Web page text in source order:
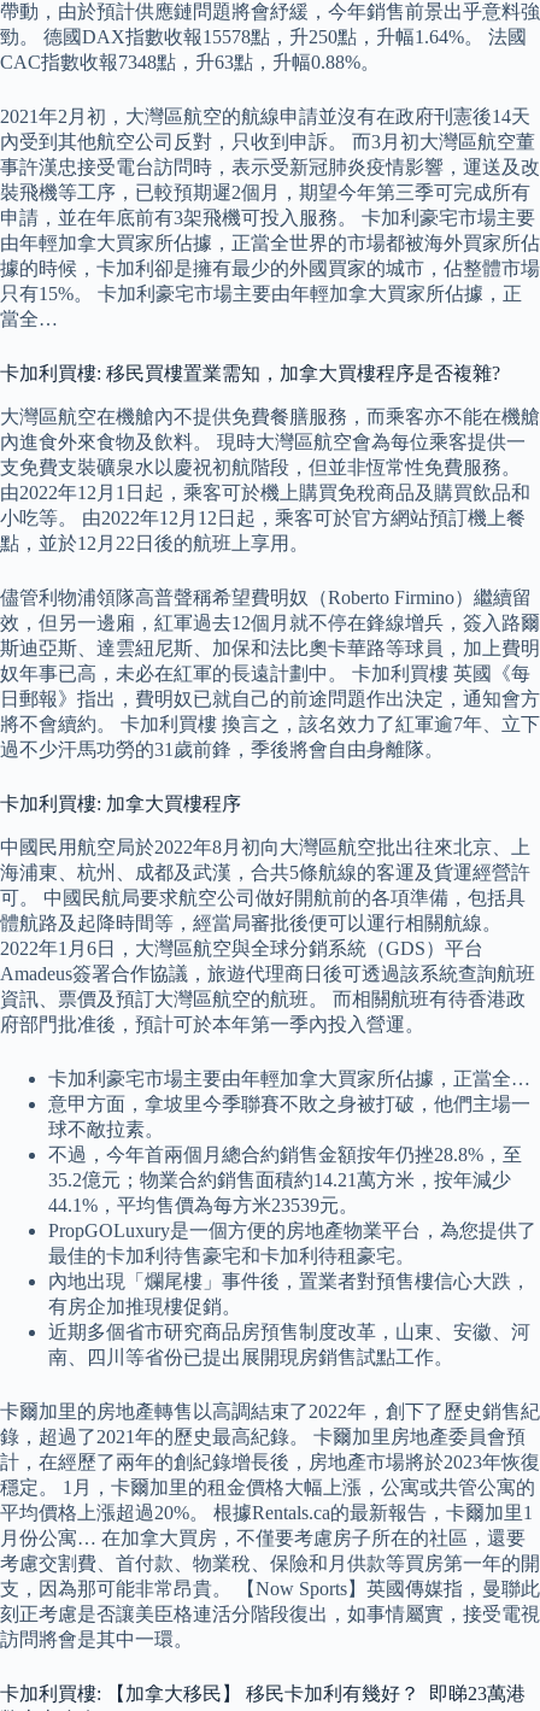
帶動，由於預計供應鏈問題將會紓緩，今年銷售前景出乎意料強
勁。 德國DAX指數收報15578點，升250點，升幅1.64%。 法國
CAC指數收報7348點，升63點，升幅0.88%。
2021年2月初，大灣區航空的航線申請並沒有在政府刊憲後14天
內受到其他航空公司反對，只收到申訴。 而3月初大灣區航空董
事許漢忠接受電台訪問時，表示受新冠肺炎疫情影響，運送及改
裝飛機等工序，已較預期遲2個月，期望今年第三季可完成所有
申請，並在年底前有3架飛機可投入服務。 卡加利豪宅市場主要
由年輕加拿大買家所佔據，正當全世界的市場都被海外買家所佔
據的時候，卡加利卻是擁有最少的外國買家的城市，佔整體市場
只有15%。 卡加利豪宅市場主要由年輕加拿大買家所佔據，正
當全…
卡加利買樓: 移民買樓置業需知，加拿大買樓程序是否複雜?
大灣區航空在機艙內不提供免費餐膳服務，而乘客亦不能在機艙
內進食外來食物及飲料。 現時大灣區航空會為每位乘客提供一
支免費支裝礦泉水以慶祝初航階段，但並非恆常性免費服務。
由2022年12月1日起，乘客可於機上購買免稅商品及購買飲品和
小吃等。 由2022年12月12日起，乘客可於官方網站預訂機上餐
點，並於12月22日後的航班上享用。
儘管利物浦領隊高普聲稱希望費明奴（Roberto Firmino）繼續留
效，但另一邊廂，紅軍過去12個月就不停在鋒線增兵，簽入路爾
斯迪亞斯、達雲紐尼斯、加保和法比奧卡華路等球員，加上費明
奴年事已高，未必在紅軍的長遠計劃中。 卡加利買樓 英國《每
日郵報》指出，費明奴已就自己的前途問題作出決定，通知會方
將不會續約。 卡加利買樓 換言之，該名效力了紅軍逾7年、立下
過不少汗馬功勞的31歲前鋒，季後將會自由身離隊。
卡加利買樓: 加拿大買樓程序
中國民用航空局於2022年8月初向大灣區航空批出往來北京、上
海浦東、杭州、成都及武漢，合共5條航線的客運及貨運經營許
可。 中國民航局要求航空公司做好開航前的各項準備，包括具
體航路及起降時間等，經當局審批後便可以運行相關航線。
2022年1月6日，大灣區航空與全球分銷系統（GDS）平台
Amadeus簽署合作協議，旅遊代理商日後可透過該系統查詢航班
資訊、票價及預訂大灣區航空的航班。 而相關航班有待香港政
府部門批准後，預計可於本年第一季內投入營運。
卡加利豪宅市場主要由年輕加拿大買家所佔據，正當全…
意甲方面，拿坡里今季聯賽不敗之身被打破，他們主場一
球不敵拉素。
不過，今年首兩個月總合約銷售金額按年仍挫28.8%，至
35.2億元；物業合約銷售面積約14.21萬方米，按年減少
44.1%，平均售價為每方米23539元。
PropGOLuxury是一個方便的房地產物業平台，為您提供了
最佳的卡加利待售豪宅和卡加利待租豪宅。
內地出現「爛尾樓」事件後，置業者對預售樓信心大跌，
有房企加推現樓促銷。
近期多個省市研究商品房預售制度改革，山東、安徽、河
南、四川等省份已提出展開現房銷售試點工作。
卡爾加里的房地產轉售以高調結束了2022年，創下了歷史銷售紀
錄，超過了2021年的歷史最高紀錄。 卡爾加里房地產委員會預
計，在經歷了兩年的創紀錄增長後，房地產市場將於2023年恢復
穩定。 1月，卡爾加里的租金價格大幅上漲，公寓或共管公寓的
平均價格上漲超過20%。 根據Rentals.ca的最新報告，卡爾加里1
月份公寓… 在加拿大買房，不僅要考慮房子所在的社區，還要
考慮交割費、首付款、物業稅、保險和月供款等買房第一年的開
支，因為那可能非常昂貴。 【Now Sports】英國傳媒指，曼聯此
刻正考慮是否讓美臣格連活分階段復出，如事情屬實，接受電視
訪問將會是其中一環。
卡加利買樓: 【加拿大移民】 移民卡加利有幾好？ 即睇23萬港